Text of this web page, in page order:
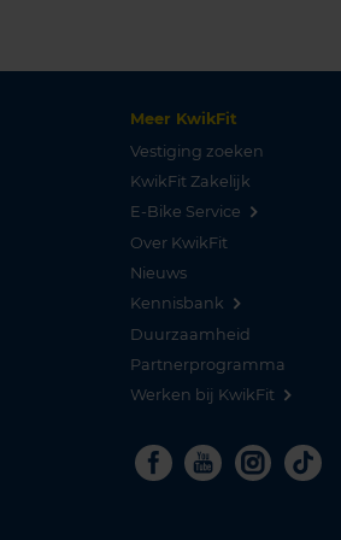
Meer KwikFit
Vestiging zoeken
KwikFit Zakelijk
E-Bike Service
Over KwikFit
Nieuws
Kennisbank
Duurzaamheid
Partnerprogramma
Werken bij KwikFit
Facebook
Youtube